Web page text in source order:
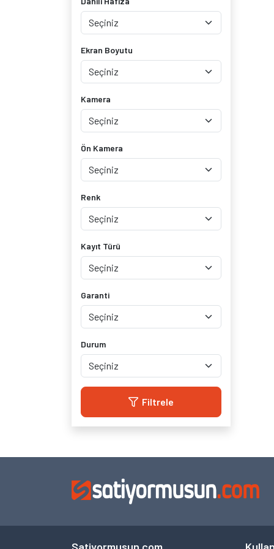
K6 Note(0)
K6 Power
P2(0)
P70
P780(0)
Phab
Phab Plus(0)
S60
S660
S850
S860
Vibe P1
Vibe P1m
Vibe P1 Turbo(0)
Vibe S1
Vibe S1 Lite
Vibe Shot Z90(0)
Vibe X2(0)
Vibe X S960(0)
Vibe Z2 Pro K920(0)
ZUK Z1(0)
ZUK Z2
Ekran Boyutu
Kamera
Ön Kamera
Renk
Kayıt Türü
Garanti
Durum
Filtrele